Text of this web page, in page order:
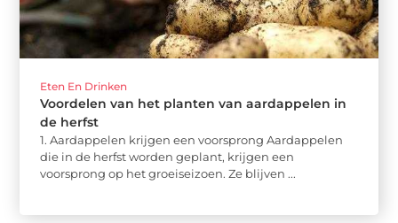
Eten En Drinken
Voordelen van het planten van aardappelen in
de herfst
1. Aardappelen krijgen een voorsprong Aardappelen
die in de herfst worden geplant, krijgen een
voorsprong op het groeiseizoen. Ze blijven ...